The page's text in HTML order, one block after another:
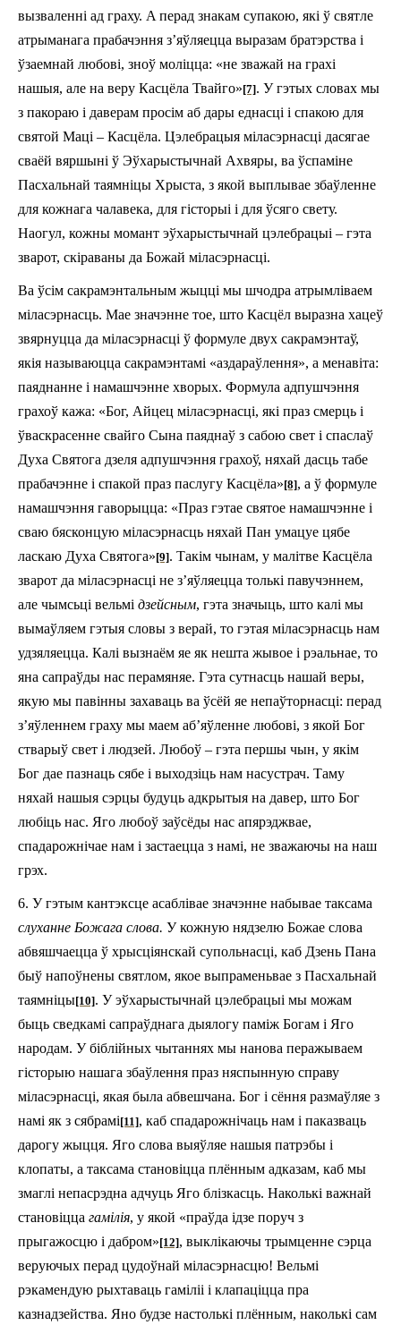
вызваленні ад граху. A перад знакам супакою, які ў святле
атрыманага прабачэння з’яўляецца выразам братэрства і
ўзаемнай любові, зноў моліцца: «не зважай на грахі
нашыя, але на веру Касцёла Твайго»[7]. У гэтых словах мы
з пакораю і даверам просім аб дары еднасці і спакою для
святой Маці – Касцёла. Цэлебрацыя міласэрнасці дасягае
сваёй вяршыні ў Эўхарыстычнай Ахвяры, ва ўспаміне
Пасхальнай таямніцы Хрыста, з якой выплывае збаўленне
для кожнага чалавека, для гісторыі i для ўсяго свету.
Наогул, кожны момант эўхарыстычнай цэлебрацыі – гэта
зварот, скіраваны да Божай міласэрнасці.
Ва ўсім сакрамэнтальным жыцці мы шчодра атрымліваем
міласэрнасць. Мае значэнне тое, што Касцёл выразна хацеў
звярнуцца да міласэрнасці ў формуле двух сакрамэнтаў,
якія называюцца сакрамэнтамі «аздараўлення», а менавіта:
паяднанне i намашчэнне хворых. Формула адпушчэння
грахоў кажа: «Бог, Айцец міласэрнасці, які праз смерць і
ўваскрасенне свайго Сына паяднаў з сабою свет і спаслаў
Духа Святога дзеля адпушчэння грахоў, няхай дасць табе
прабачэнне і спакой праз паслугу Касцёла»[8], а ў формуле
намашчэння гаворыцца: «Праз гэтае святое намашчэнне і
сваю бясконцую міласэрнасць няхай Пан умацуе цябе
ласкаю Духа Святога»[9]. Такім чынам, у малітве Касцёла
зварот да міласэрнасці не з’яўляецца толькі павучэннем,
але чымсьці вельмі дзейсным, гэта значыць, што калі мы
вымаўляем гэтыя словы з верай, то гэтая міласэрнасць нам
удзяляецца. Калі вызнаём яе як нешта жывое і рэальнае, то
яна сапраўды нас перамяняе. Гэта сутнасць нашай веры,
якую мы павінны захаваць ва ўсёй яе непаўторнасці: перад
з’яўленнем граху мы маем аб’яўленне любові, з якой Бог
стварыў свет і людзей. Любоў – гэта першы чын, у якім
Бог дае пазнаць сябе і выходзіць нам насустрач. Таму
няхай нашыя сэрцы будуць адкрытыя на давер, што Бог
любіць нас. Яго любоў заўсёды нас апярэджвае,
спадарожнічае нам і застаецца з намі, не зважаючы на наш
грэх.
6. У гэтым кантэксце асаблівае значэнне набывае таксама
слуханне Божага слова. У кожную нядзелю Божае слова
абвяшчаецца ў хрысціянскай супольнасці, каб Дзень Пана
быў напоўнены святлом, якое выпраменьвае з Пасхальнай
таямніцы[10]. У эўхарыстычнай цэлебрацыі мы можам
быць сведкамі сапраўднага дыялогу паміж Богам і Яго
народам. У біблійных чытаннях мы нанова перажываем
гісторыю нашага збаўлення праз няспынную справу
міласэрнасці, якая была абвешчана. Бог і сёння размаўляе з
намі як з сябрамі[11], каб спадарожнічаць нам i паказваць
дарогу жыцця. Яго слова выяўляе нашыя патрэбы і
клопаты, а таксама становіцца плённым адказам, каб мы
змаглі непасрэдна адчуць Яго блізкасць. Наколькі важнай
становіцца гамілія, у якой «праўда ідзе поруч з
прыгажосцю і дабром»[12], выклікаючы трымценне сэрца
веруючых перад цудоўнай міласэрнасцю! Вельмі
рэкамендую рыхтаваць гаміліі і клапаціцца пра
казнадзейства. Яно будзе настолькі плённым, наколькі сам